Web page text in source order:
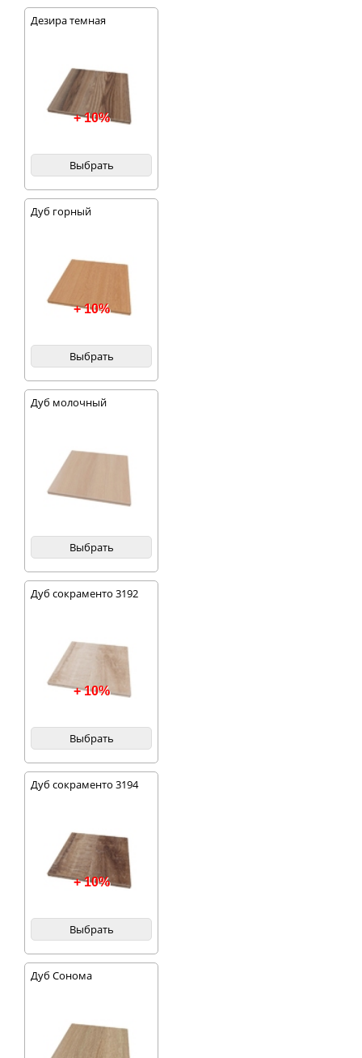
Дезира темная
+ 10%
Выбрать
Дуб горный
+ 10%
Выбрать
Дуб молочный
Выбрать
Дуб сокраменто 3192
+ 10%
Выбрать
Дуб сокраменто 3194
+ 10%
Выбрать
Дуб Сонома